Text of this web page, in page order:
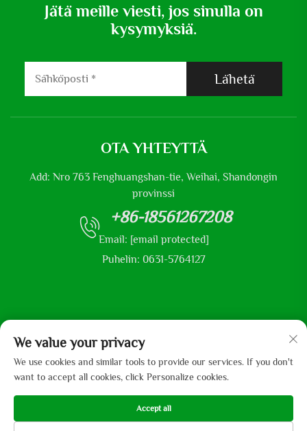
Jätä meille viesti, jos sinulla on
kysymyksiä.
Lähetä
OTA YHTEYTTÄ
Add: Nro 763 Fenghuangshan-tie, Weihai, Shandongin
provinssi
+86-18561267208
Email: [email protected]
Puhelin: 0631-5764127
Tekijänoikeudet © 2025 Shandong Mingliu Industrial Group Co.,
We value your privacy
We use cookies and similar tools to provide our services. If you don't
want to accept all cookies, click Personalize cookies.
Accept all